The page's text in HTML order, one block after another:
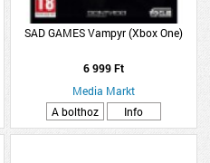
SAD GAMES Vampyr (Xbox One)
6 999 Ft
Media Markt
A bolthoz
Info